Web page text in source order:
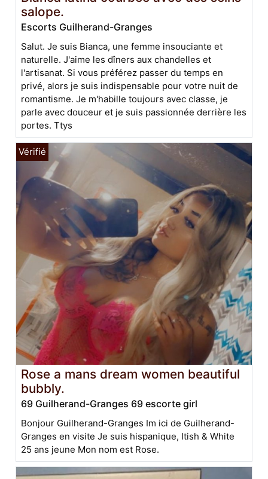
salope.
Escorts Guilherand-Granges
Salut. Je suis Bianca, une femme insouciante et
naturelle. J'aime les dîners aux chandelles et
l'artisanat. Si vous préférez passer du temps en
privé, alors je suis indispensable pour votre nuit de
romantisme. Je m'habille toujours avec classe, je
parle avec douceur et je suis passionnée derrière les
portes. Ttys
Rose a mans dream women beautiful
bubbly.
69 Guilherand-Granges 69 escorte girl
Bonjour Guilherand-Granges Im ici de Guilherand-
Granges en visite Je suis hispanique, Itish & White
25 ans jeune Mon nom est Rose.